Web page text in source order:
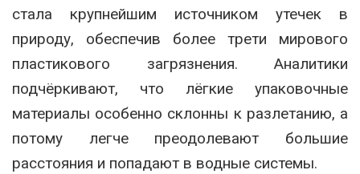
стала крупнейшим источником утечек в
природу, обеспечив более трети мирового
пластикового загрязнения. Аналитики
подчёркивают, что лёгкие упаковочные
материалы особенно склонны к разлетанию, а
потому легче преодолевают большие
расстояния и попадают в водные системы.